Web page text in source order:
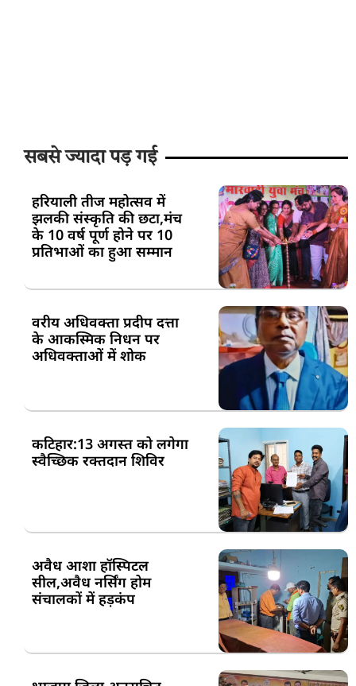
सबसे ज्यादा पड़ गई
हरियाली तीज महोत्सव में
झलकी संस्कृति की छटा,मंच
के 10 वर्ष पूर्ण होने पर 10
प्रतिभाओं का हुआ सम्मान
वरीय अधिवक्ता प्रदीप दत्ता
के आकस्मिक निधन पर
अधिवक्ताओं में शोक
कटिहार:13 अगस्त को लगेगा
स्वैच्छिक रक्तदान शिविर
अवैध आशा हॉस्पिटल
सील,अवैध नर्सिंग होम
संचालकों में हड़कंप